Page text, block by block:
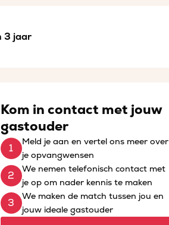
3 jaar
Kom in contact met jouw
gastouder
Meld je aan en vertel ons meer over
je opvangwensen
We nemen telefonisch contact met
je op om nader kennis te maken
We maken de match tussen jou en
jouw ideale gastouder